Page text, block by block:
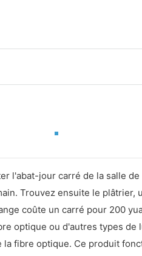
l'abat-jour carré de la salle
Trouvez ensuite le
coûte un carré pour 200
optique ou d'autres types
fibre optique. Ce produit